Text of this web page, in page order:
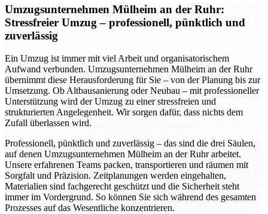
Umzugsunternehmen Mülheim an der Ruhr:
Stressfreier Umzug – professionell, pünktlich und
zuverlässig
Ein Umzug ist immer mit viel Arbeit und organisatorischem
Aufwand verbunden. Umzugsunternehmen Mülheim an der Ruhr
übernimmt diese Herausforderung für Sie – von der Planung bis zur
Umsetzung. Ob Altbausanierung oder Neubau – mit professioneller
Unterstützung wird der Umzug zu einer stressfreien und
strukturierten Angelegenheit. Wir sorgen dafür, dass nichts dem
Zufall überlassen wird.
Professionell, pünktlich und zuverlässig – das sind die drei Säulen,
auf denen Umzugsunternehmen Mülheim an der Ruhr arbeitet.
Unsere erfahrenen Teams packen, transportieren und räumen mit
Sorgfalt und Präzision. Zeitplanungen werden eingehalten,
Materialien sind fachgerecht geschützt und die Sicherheit steht
immer im Vordergrund. So können Sie sich während des gesamten
Prozesses auf das Wesentliche konzentrieren.